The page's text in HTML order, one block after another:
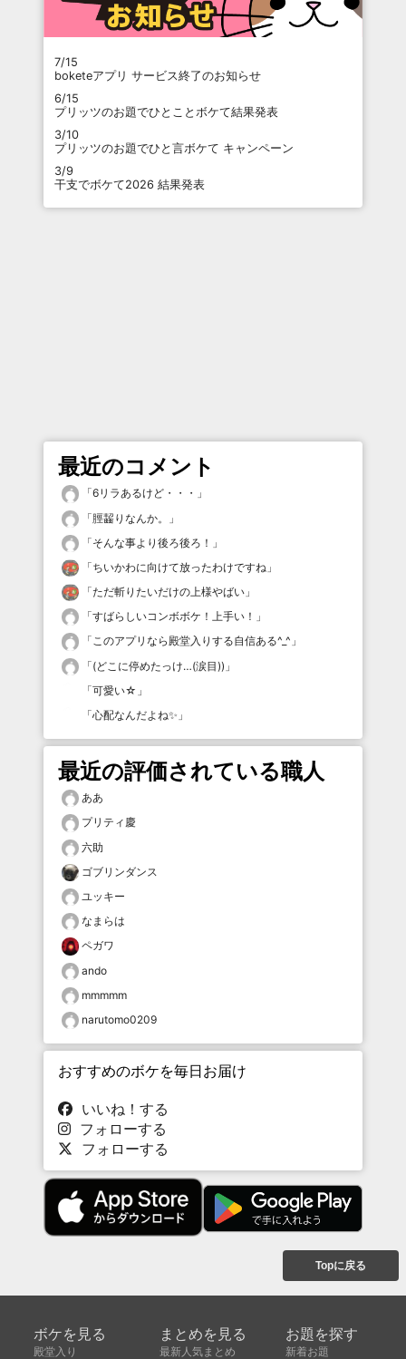
7/15
boketeアプリ サービス終了のお知らせ
6/15
プリッツのお題でひとことボケて結果発表
3/10
プリッツのお題でひと言ボケて キャンペーン
3/9
干支でボケて2026 結果発表
最近のコメント
「6リラあるけど・・・ 」
「脛齧りなんか。
」
「そんな事より後ろ後ろ！ 」
「ちいかわに向けて放ったわけですね 」
「ただ斬りたいだけの上様やばい 」
「すばらしいコンボボケ！上手い！ 」
「このアプリなら殿堂入りする自信ある^_^ 」
「(どこに停めたっけ…(涙目)) 」
「可愛い☆ 」
「心配なんだよね✨ 」
最近の評価されている職人
ああ
プリティ慶
六助
ゴブリンダンス
ユッキー
なまらは
ペガワ
ando
mmmmm
narutomo0209
おすすめのボケを毎日お届け
いいね！する
フォローする
フォローする
Topに戻る
ボケを見る
殿堂入り
まとめを見る
最新人気まとめ
お題を探す
新着お題